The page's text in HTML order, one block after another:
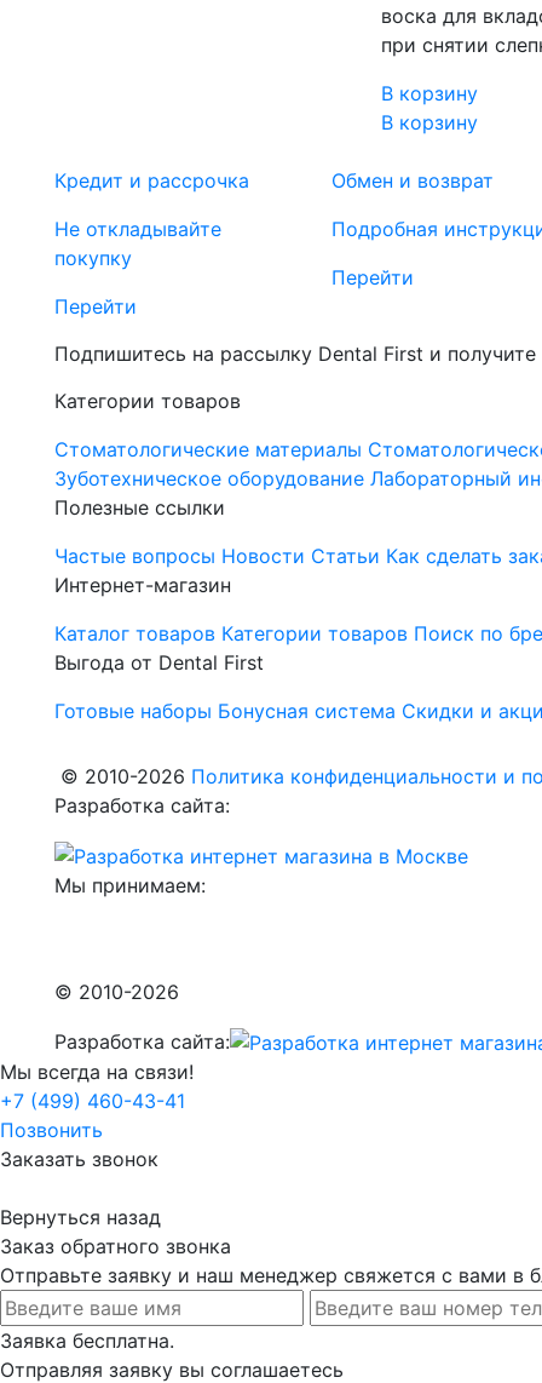
воска для
при снятии
В корзину
В корзину
Кредит и рассрочка
Не откладывайте
покупку
Перейти
Обмен и возврат
Подробная
Перейти
Подпишитесь на рассылку Dental First и
Категории товаров
Стоматологические материалы
Зуботехническое оборудование Лабораторный
Полезные ссылки
Частые вопросы Новости Статьи Как сделать
Интернет-магазин
Каталог товаров Категории товаров Поиск по
Выгода от Dental First
Готовые наборы Бонусная система Скидки и
© 2010-2026 Политика конфиденциальности и
Разработка сайта:
Мы принимаем:
© 2010-2026
Разработка сайта:
Мы всегда на связи!
+7 (499) 460-43-41
Позвонить
Заказать звонок
Вернуться назад
Заказ обратного звонка
Отправьте заявку и наш менеджер свяжется с вами в
Заявка бесплатна.
Отправляя заявку вы соглашаетесь